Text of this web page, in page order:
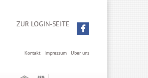
ZUR LOGIN-SEITE
Über uns
Impressum
Kontakt